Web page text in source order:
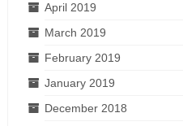
April 2019
March 2019
February 2019
January 2019
December 2018